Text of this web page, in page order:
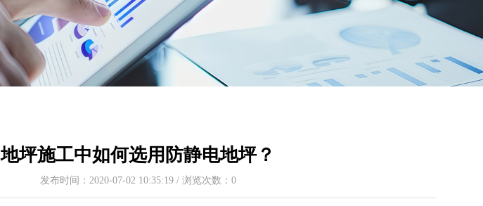
地坪施工中如何选用防静电地坪？
发布时间：2020-07-02 10:35:19 / 浏览次数： 0